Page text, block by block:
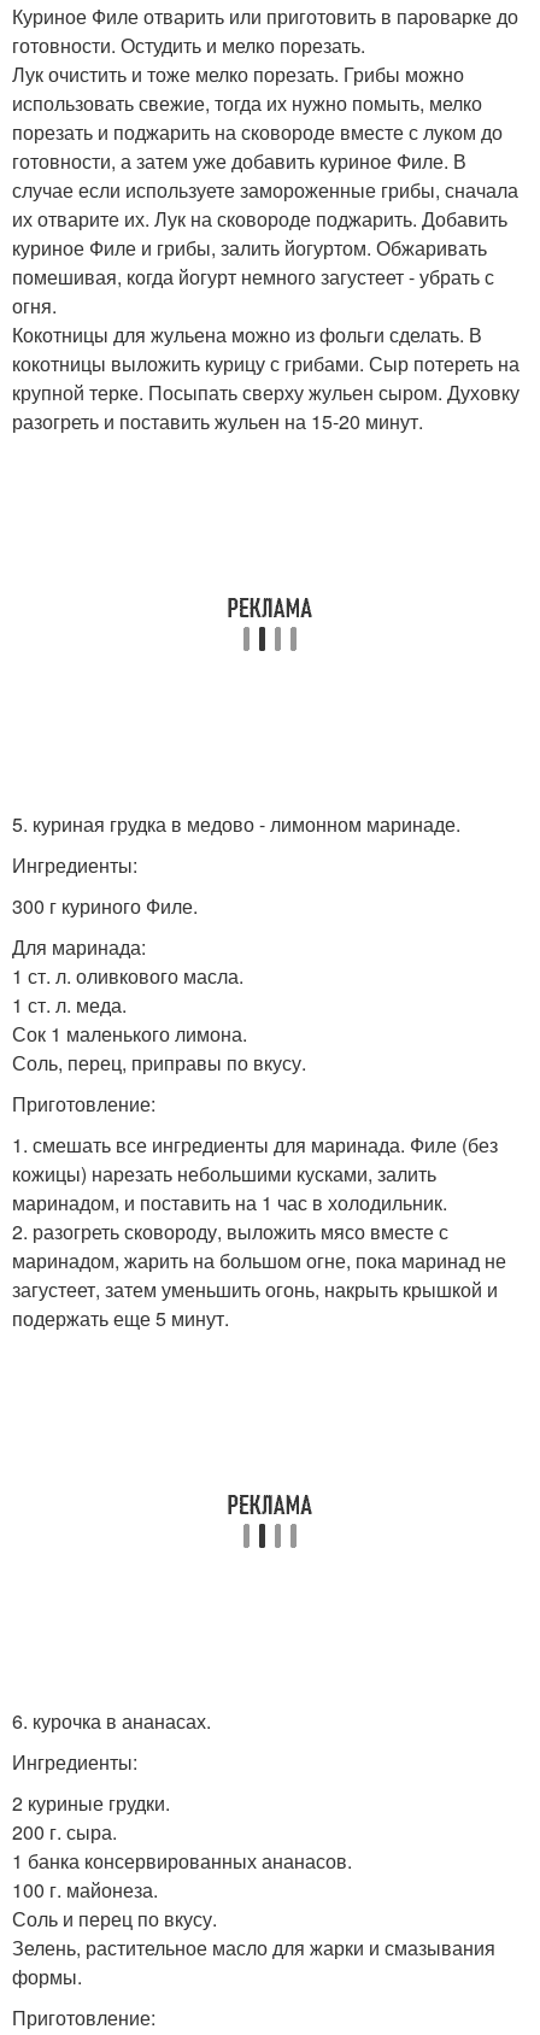
Куриное Филе отварить или приготовить в пароварке до
готовности. Остудить и мелко порезать.
Лук очистить и тоже мелко порезать. Грибы можно
использовать свежие, тогда их нужно помыть, мелко
порезать и поджарить на сковороде вместе с луком до
готовности, а затем уже добавить куриное Филе. В
случае если используете замороженные грибы, сначала
их отварите их. Лук на сковороде поджарить. Добавить
куриное Филе и грибы, залить йогуртом. Обжаривать
помешивая, когда йогурт немного загустеет - убрать с
огня.
Кокотницы для жульена можно из фольги сделать. В
кокотницы выложить курицу с грибами. Сыр потереть на
крупной терке. Посыпать сверху жульен сыром. Духовку
разогреть и поставить жульен на 15-20 минут.
5. куриная грудка в медово - лимонном маринаде.
Ингредиенты:
300 г куриного Филе.
Для маринада:
1 ст. л. оливкового масла.
1 ст. л. меда.
Сок 1 маленького лимона.
Соль, перец, приправы по вкусу.
Приготовление:
1. смешать все ингредиенты для маринада. Филе (без
кожицы) нарезать небольшими кусками, залить
маринадом, и поставить на 1 час в холодильник.
2. разогреть сковороду, выложить мясо вместе с
маринадом, жарить на большом огне, пока маринад не
загустеет, затем уменьшить огонь, накрыть крышкой и
подержать еще 5 минут.
6. курочка в ананасах.
Ингредиенты:
2 куриные грудки.
200 г. сыра.
1 банка консервированных ананасов.
100 г. майонеза.
Соль и перец по вкусу.
Зелень, растительное масло для жарки и смазывания
формы.
Приготовление: